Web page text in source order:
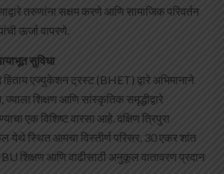
तरुणांना सक्षम करणे आणि सामाजिक परिवर्तन
ऊर्जा वापरणे.
सुविधा
एज्युकेशन ट्रस्ट (BHET) द्वारे अभिमानाने
ज्याला शिक्षण आणि सांस्कृतिक समृद्धीद्वारे
एक विशिष्ट वारसा आहे. दक्षिण त्रिपुरा
येथे स्थित आमचा विस्तीर्ण परिसर, 30 एकर शांत
शिक्षण आणि वाढीसाठी अनुकूल वातावरण प्रदान